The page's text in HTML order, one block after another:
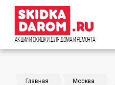
Акции и Скидки для дома и ремонта
Главная Москва